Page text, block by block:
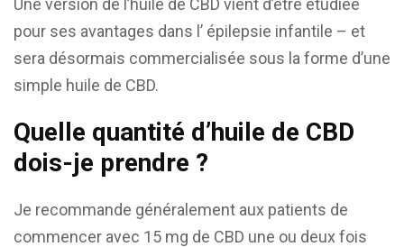
pour ses avantages dans l’ épilepsie infantile – et
sera désormais commercialisée sous la forme d’une
simple huile de CBD.
Quelle quantité d’huile de CBD
dois-je prendre ?
Je recommande généralement aux patients de
commencer avec 15 mg de CBD une ou deux fois